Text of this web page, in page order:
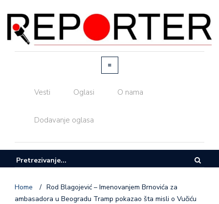
Vesti Oglasi O nama
Dodavanje oglasa
Home / Rod Blagojević – Imenovanjem Brnovića za
ambasadora u Beogradu Tramp pokazao šta misli o Vučiću